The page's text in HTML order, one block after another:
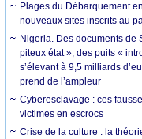
Plages du Débarquement
nouveaux sites inscrits au
Nigeria. Des documents de
piteux état », des puits «
s’élevant à 9,5 milliards
prend de l’ampleur
Cyberesclavage : ces
victimes en escrocs
Crise de la culture : la